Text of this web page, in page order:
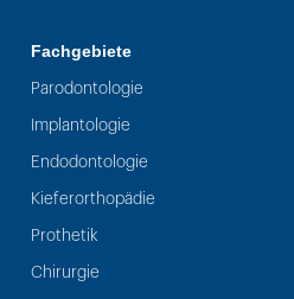
Fachgebiete
Parodontologie
Implantologie
Endodontologie
Kieferorthopädie
Prothetik
Chirurgie